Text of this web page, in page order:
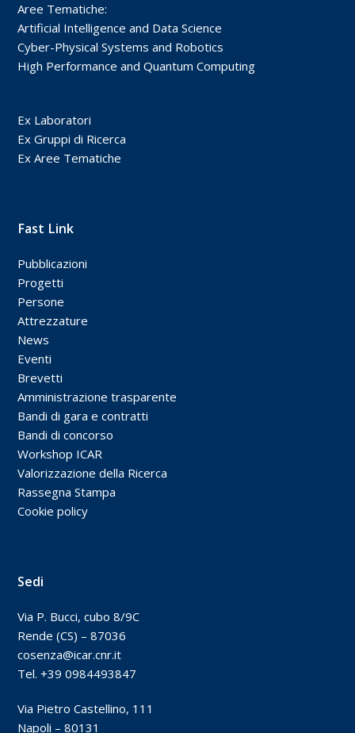
Aree Tematiche:
Artificial Intelligence and Data Science
Cyber-Physical Systems and Robotics
High Performance and Quantum Computing
Ex Laboratori
Ex Gruppi di Ricerca
Ex Aree Tematiche
Fast Link
Pubblicazioni
Progetti
Persone
Attrezzature
News
Eventi
Brevetti
Amministrazione trasparente
Bandi di gara e contratti
Bandi di concorso
Workshop ICAR
Valorizzazione della Ricerca
Rassegna Stampa
Cookie policy
Sedi
Via P. Bucci, cubo 8/9C
Rende (CS) – 87036
cosenza@icar.cnr.it
Tel. +39 0984493847
Via Pietro Castellino, 111
Napoli – 80131